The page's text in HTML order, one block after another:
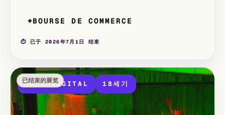
⌖BOURSE DE COMMERCE
⏱ 已于 2026年7月1日 结束
已结束的展览
ARTE DIGITAL 18세기